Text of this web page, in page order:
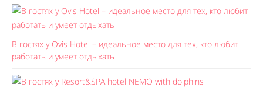
В гостях у Ovis Hotel – идеальное место для тех, кто любит
работать и умеет отдыхать